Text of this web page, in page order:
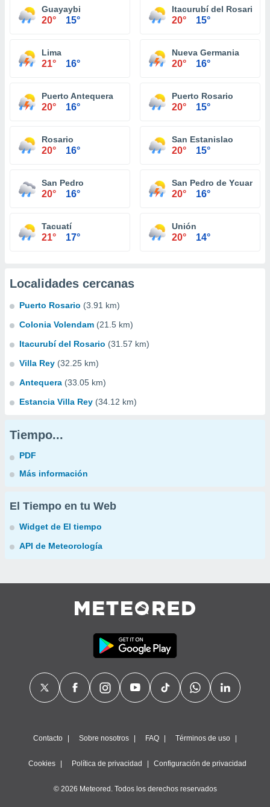
Guayaybi
20° 15°
Itacurubí del Rosario
20° 15°
Lima
21° 16°
Nueva Germania
20° 16°
Puerto Antequera
20° 16°
Puerto Rosario
20° 15°
Rosario
20° 16°
San Estanislao
20° 15°
San Pedro
20° 16°
San Pedro de
20° 16°
Tacuatí
21° 17°
Unión
20° 14°
Localidades cercanas
Puerto Rosario (3.91 km)
Colonia Volendam (21.5 km)
Itacurubí del Rosario (31.57 km)
Villa Rey (32.25 km)
Antequera (33.05 km)
Estancia Villa Rey (34.12 km)
Tiempo...
PDF
Más información
El Tiempo en tu Web
Widget de El tiempo
API de Meteorología
Contacto Sobre nosotros FAQ Términos de uso
Cookies Política de privacidad Configuración de privacidad
© 2026 Meteored. Todos los derechos reservados